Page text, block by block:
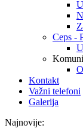
Ceps -
Kontakt
Važni telefoni
Galerija
Najnovije: